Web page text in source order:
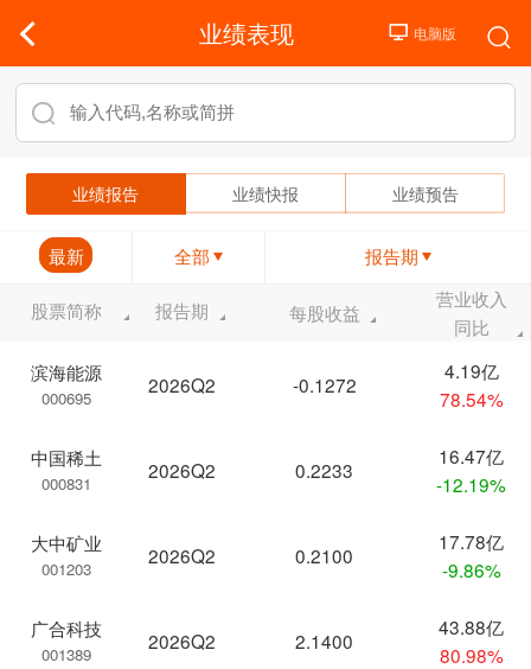
业绩表现
业绩报告 业绩快报 业绩预告
最新 全部 报告期
股票简称 报告期
滨海能源
000695
2026Q2
中国稀土
000831
2026Q2
大中矿业
001203
2026Q2
广合科技
001389
2026Q2
每股收益
营业收入
同比
-0.1272
4.19亿
78.54%
0.2233
16.47亿
-12.19%
0.2100
17.78亿
-9.86%
2.1400
43.88亿
80.98%